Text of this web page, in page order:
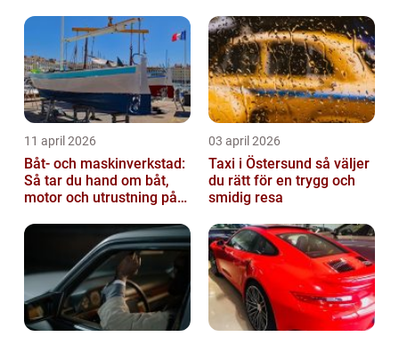
11 april 2026
Båt- och maskinverkstad:
Så tar du hand om båt,
motor och utrustning på
03 april 2026
Taxi i Östersund så väljer
du rätt för en trygg och
smidig resa